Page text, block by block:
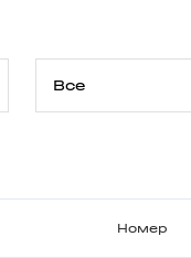
Номер